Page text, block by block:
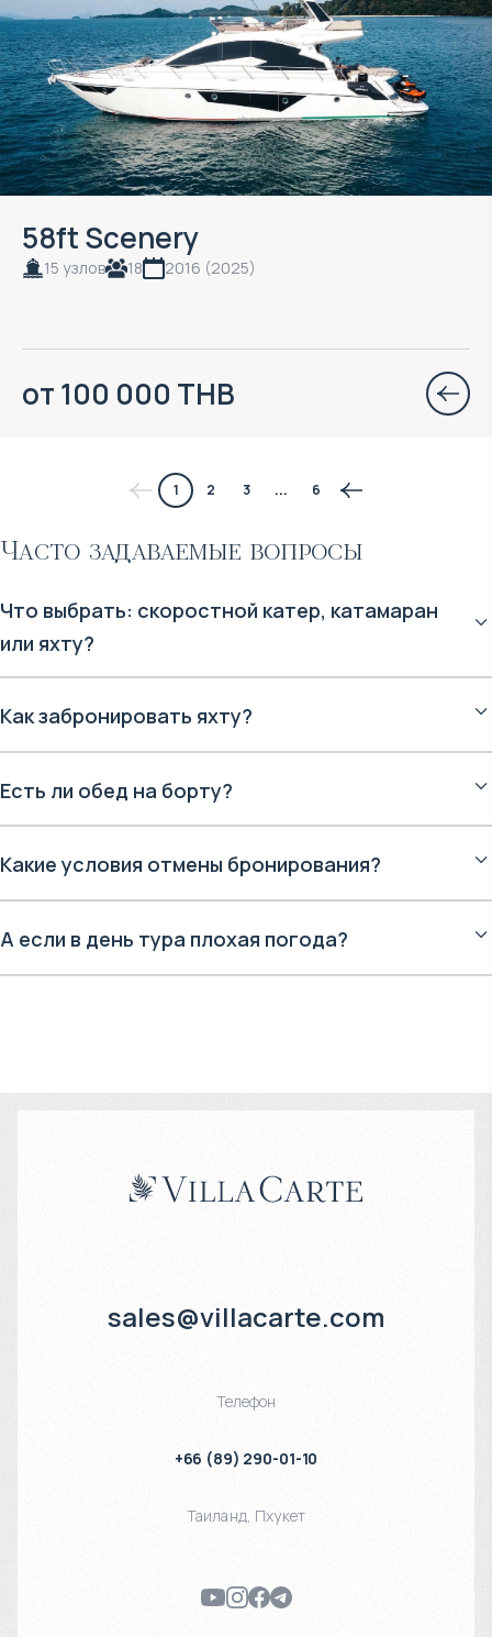
58ft Scenery
15 узлов 18 2016 (2025)
от 100 000 THB
1 2 3 ... 6
Часто задаваемые вопросы
Что выбрать: скоростной катер, катамаран
или яхту?
Как забронировать яхту?
Есть ли обед на борту?
Какие условия отмены бронирования?
А если в день тура плохая погода?
sales@villacarte.com
Телефон
+66 (89) 290-01-10
Таиланд Пхукет